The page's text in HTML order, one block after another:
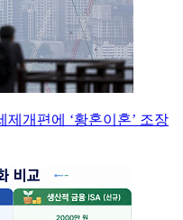
제개편에 ‘황혼이혼’ 조장